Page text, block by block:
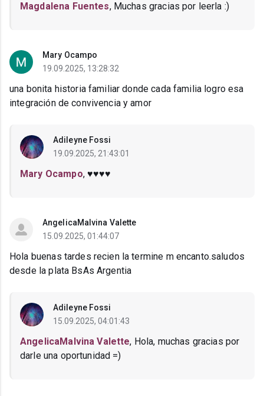
Magdalena Fuentes, Muchas gracias por leerla :)
Mary Ocampo
19.09.2025, 13:28:32
una bonita historia familiar donde cada familia logro esa
integración de convivencia y amor
Adileyne Fossi
19.09.2025, 21:43:01
Mary Ocampo, ♥️♥️♥️♥️
AngelicaMalvina Valette
15.09.2025, 01:44:07
Hola buenas tardes recien la termine m encanto.saludos
desde la plata BsAs Argentia
Adileyne Fossi
15.09.2025, 04:01:43
AngelicaMalvina Valette, Hola, muchas gracias por
darle una oportunidad =)